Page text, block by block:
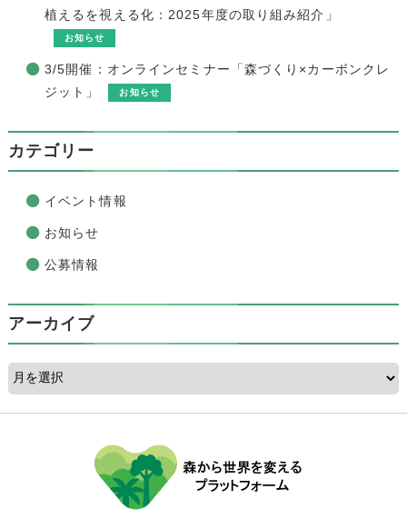
植えるを視える化：2025年度の取り組み紹介」
お知らせ
3/5開催：オンラインセミナー「森づくり×カーボンクレ
ジット」
お知らせ
カテゴリー
イベント情報
お知らせ
公募情報
アーカイブ